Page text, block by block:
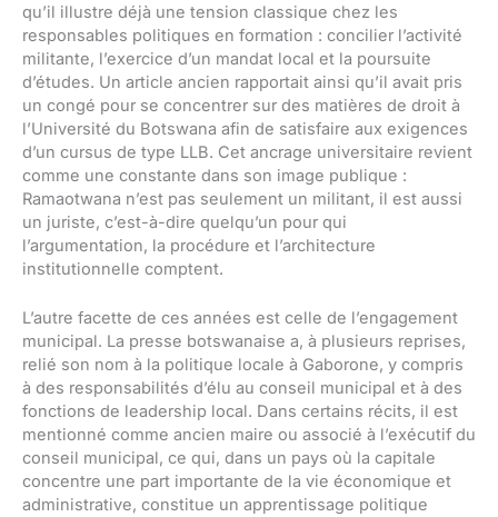
qu’il illustre déjà une tension classique chez les
responsables politiques en formation : concilier l’activité
militante, l’exercice d’un mandat local et la poursuite
d’études. Un article ancien rapportait ainsi qu’il avait pris
un congé pour se concentrer sur des matières de droit à
l’Université du Botswana afin de satisfaire aux exigences
d’un cursus de type LLB. Cet ancrage universitaire revient
comme une constante dans son image publique :
Ramaotwana n’est pas seulement un militant, il est aussi
un juriste, c’est-à-dire quelqu’un pour qui
l’argumentation, la procédure et l’architecture
institutionnelle comptent.
L’autre facette de ces années est celle de l’engagement
municipal. La presse botswanaise a, à plusieurs reprises,
relié son nom à la politique locale à Gaborone, y compris
à des responsabilités d’élu au conseil municipal et à des
fonctions de leadership local. Dans certains récits, il est
mentionné comme ancien maire ou associé à l’exécutif du
conseil municipal, ce qui, dans un pays où la capitale
concentre une part importante de la vie économique et
administrative, constitue un apprentissage politique